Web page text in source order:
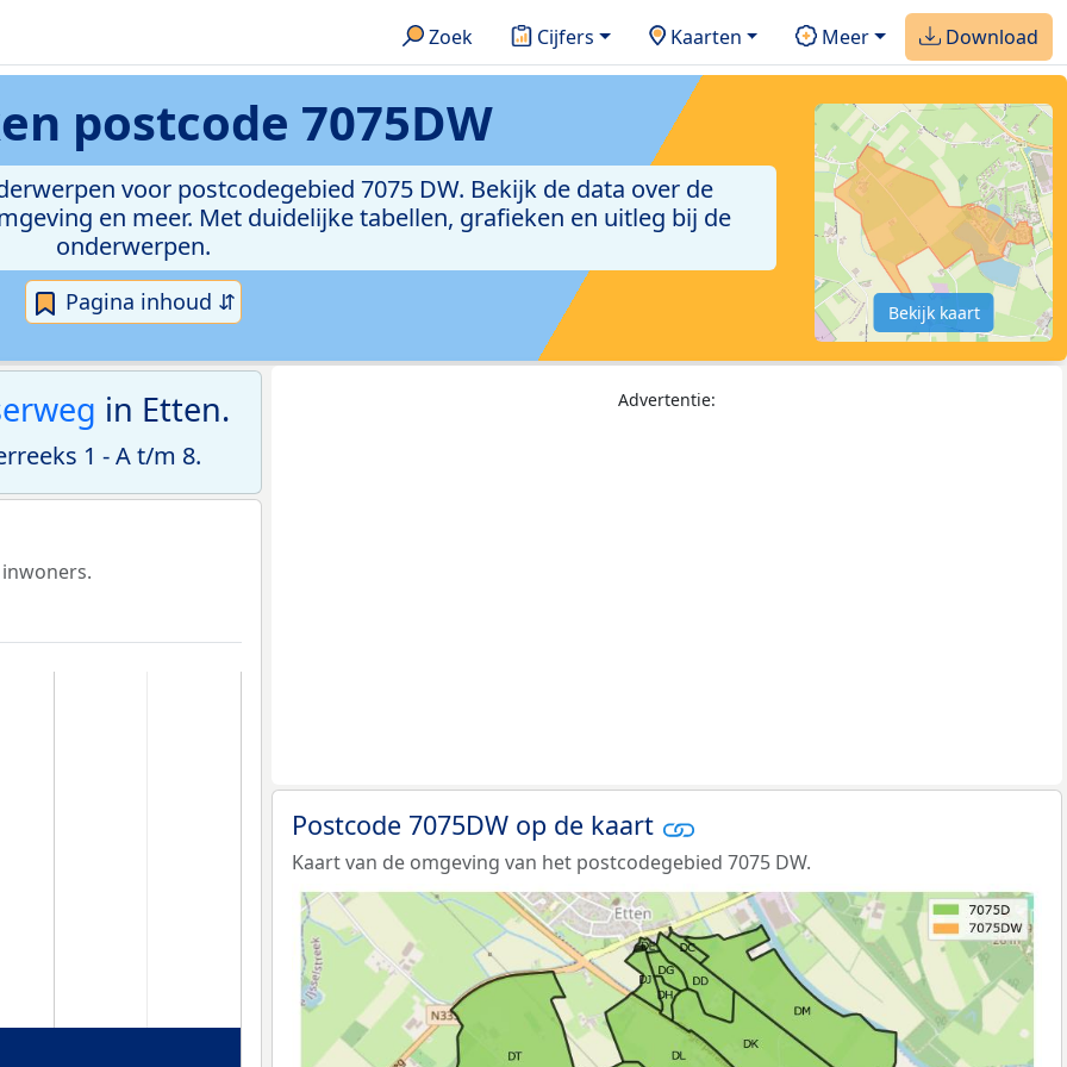
Zoek Cijfers Kaarten Meer Download
postcode 7075DW
voor postcodegebied 7075 DW. Bekijk de data over de
en meer. Met duidelijke tabellen, grafieken en uitleg bij de
onderwerpen.
Pagina inhoud ⇵ Bekijk kaart
in Etten.
1 - A t/m 8.
Advertentie:
Postcode 7075DW op de kaart
Kaart van de omgeving van het postcodegebied 7075 DW.